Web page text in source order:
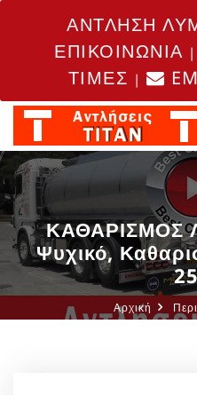
ΑΝΤΛΗΣΗ
ΕΠΙΚΟΙΝΩΝΙΑ
ΤΙΜΕΣ |
ΚΑΘΑΡΙΣΜΟΣ
Ψυχικό,
Αρχική